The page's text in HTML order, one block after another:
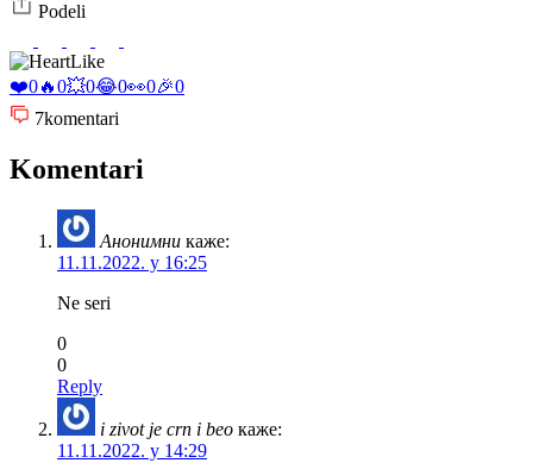
Podeli
Like
❤️0🔥0💥0😂0👀0🎉0
7komentari
Komentari
Анонимни каже:
11.11.2022. у 16:25
Ne seri
0
0
Reply
i zivot je crn i beo каже:
11.11.2022. у 14:29